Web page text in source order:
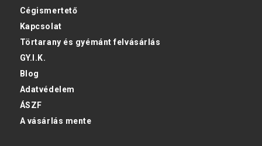
Cégismertető
Kapcsolat
Törtarany és gyémánt felvásárlás
GY.I.K.
Blog
Adatvédelem
ÁSZF
A vásárlás mente